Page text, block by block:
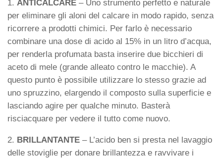
1. ANTICALCARE – Uno strumento perfetto e naturale
per eliminare gli aloni del calcare in modo rapido, senza
ricorrere a prodotti chimici. Per farlo è necessario
combinare una dose di acido al 15% in un litro d’acqua,
per renderla profumata basta inserire due bicchieri di
aceto di mele (grande alleato contro le macchie). A
questo punto è possibile utilizzare lo stesso grazie ad
uno spruzzino, elargendo il composto sulla superficie e
lasciando agire per qualche minuto. Basterà
risciacquare per vedere il tutto come nuovo.
2. BRILLANTANTE – L’acido ben si presta nel lavaggio
delle stoviglie per donare brillantezza e ravvivare i